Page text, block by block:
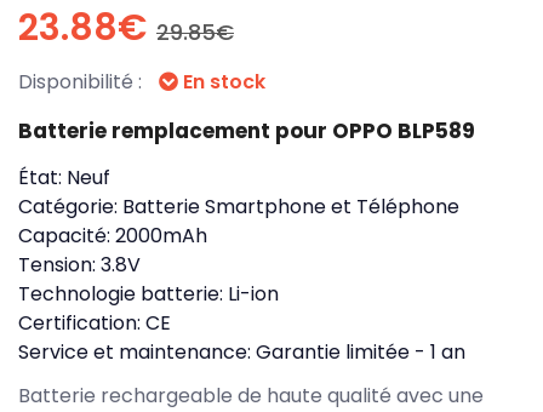
23.88€ 29.85€
Disponibilité : En stock
Batterie remplacement pour OPPO BLP589
État: Neuf
Catégorie: Batterie Smartphone et Téléphone
Capacité: 2000mAh
Tension: 3.8V
Technologie batterie: Li-ion
Certification: CE
Service et maintenance: Garantie limitée - 1 an
Batterie rechargeable de haute qualité avec une